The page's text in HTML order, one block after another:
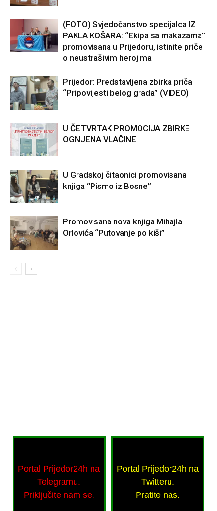
(FOTO) Svjedočanstvo specijalca IZ
PAKLA KOŠARA: “Ekipa sa makazama”
promovisana u Prijedoru, istinite priče
o neustrašivim herojima
Prijedor: Predstavljena zbirka priča
“Pripovijesti belog grada” (VIDEO)
U ČETVRTAK PROMOCIJA ZBIRKE
OGNJENA VLAČINE
U Gradskoj čitaonici promovisana
knjiga “Pismo iz Bosne”
Promovisana nova knjiga Mihajla
Orlovića “Putovanje po kiši”
Portal Prijedor24h na
Telegramu.
Priključite nam se.
Portal Prijedor24h na
Twitteru.
Pratite nas.